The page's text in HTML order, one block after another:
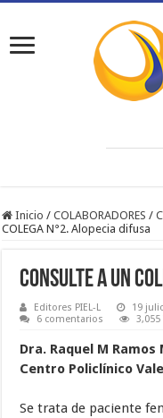
Inicio / COLABORADORES /
COLEGA N°2. Alopecia difusa
CONSULTE A UN
Editores PIEL-L 19
6 comentarios
3,055
Dra. Raquel M Ramos
Centro Policlínico
Se trata de paciente